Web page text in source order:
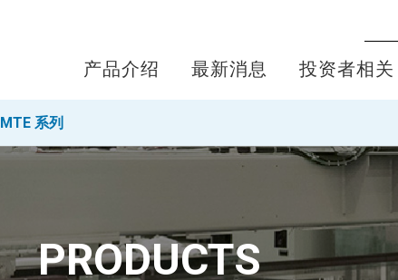
产品介绍
最新消息 投资者相关
MTE 系列
PRODUCTS